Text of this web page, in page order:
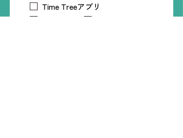
Time Treeアプリ